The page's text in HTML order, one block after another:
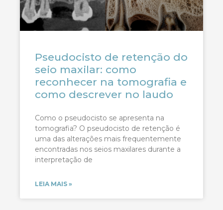
Pseudocisto de retenção do
seio maxilar: como
reconhecer na tomografia e
como descrever no laudo
Como o pseudocisto se apresenta na
tomografia? O pseudocisto de retenção é
uma das alterações mais frequentemente
encontradas nos seios maxilares durante a
interpretação de
LEIA MAIS »